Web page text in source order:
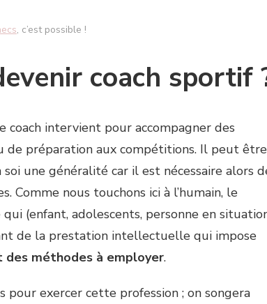
, c’est possible !
coach sportif
coach intervient pour accompagner des
de préparation aux compétitions. Il peut être
une généralité car il est nécessaire alors
nous touchons ici à l’humain, le
(enfant, adolescents, personne en
de la prestation intellectuelle qui impose
des méthodes à employer.
exercer cette profession ; on songera